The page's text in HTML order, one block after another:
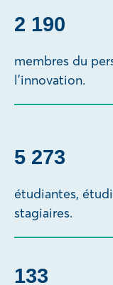
2 193
membres du
l’innovation.
5 276
étudiantes,
stagiaires.
133